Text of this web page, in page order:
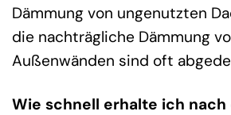
Dämmung von ungenutzten
die nachträgliche Dämmung
Außenwänden sind oft
Wie schnell erhalte ich nach